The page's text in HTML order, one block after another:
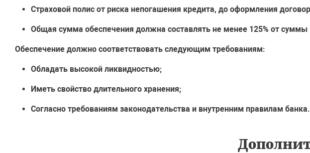
Страховой полис от риска непогашения кредита, до оформления
Общая сумма обеспечения должна составлять не менее 125% от суммы
Обеспечение должно соответствовать следующим требованиям:
Обладать высокой ликвидностью;
Иметь свойство длительного хранения;
Согласно требованиям законодательства и внутренним правилам банка.